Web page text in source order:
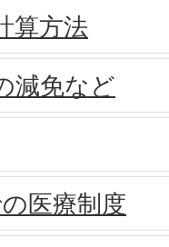
算方法
減免など
医療制度